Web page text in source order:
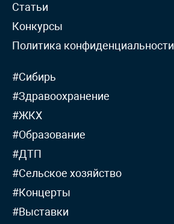
Статьи
Конкурсы
Политика конфиденциальности
#Сибирь
#Здравоохранение
#ЖКХ
#Образование
#ДТП
#Сельское хозяйство
#Концерты
#Выставки